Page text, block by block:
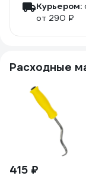
Курьером:
от 290 ₽
Расходные
415 ₽